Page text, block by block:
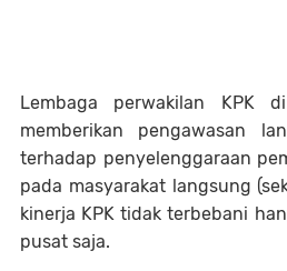
Lembaga perwakilan KPK
memberikan pengawasan
terhadap penyelenggaraan
pada masyarakat langsung
kinerja KPK tidak terbebani
pusat saja.